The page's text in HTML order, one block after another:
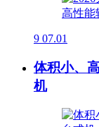
9 07.01
体积小、
机